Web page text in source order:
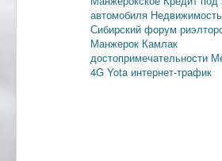
автомобиля Недвижимость
Сибирский форум
Манжерок Камлак
достопримечательности
4G Yota интернет-трафик